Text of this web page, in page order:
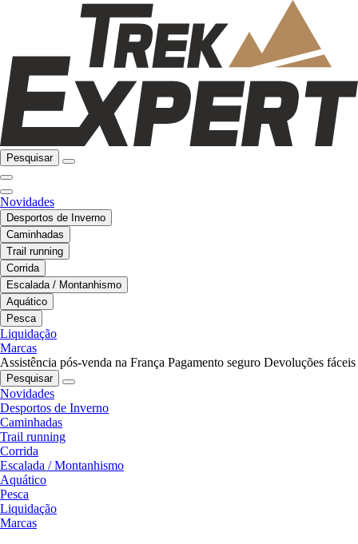
Pesquisar
Novidades
Desportos de Inverno
Caminhadas
Trail running
Corrida
Escalada / Montanhismo
Aquático
Pesca
Liquidação
Marcas
Assistência pós-venda na França Pagamento seguro Devoluções fáceis
Pesquisar
Novidades
Desportos de Inverno
Caminhadas
Trail running
Corrida
Escalada / Montanhismo
Aquático
Pesca
Liquidação
Marcas